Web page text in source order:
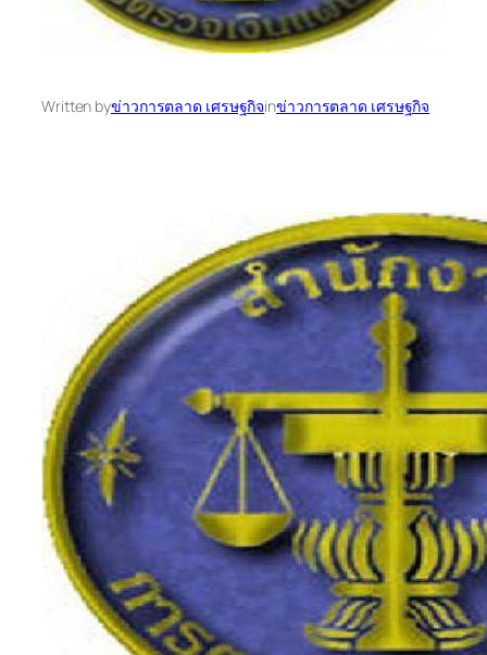
Written byข่าวการตลาด เศรษฐกิจinข่าวการตลาด เศรษฐกิจ